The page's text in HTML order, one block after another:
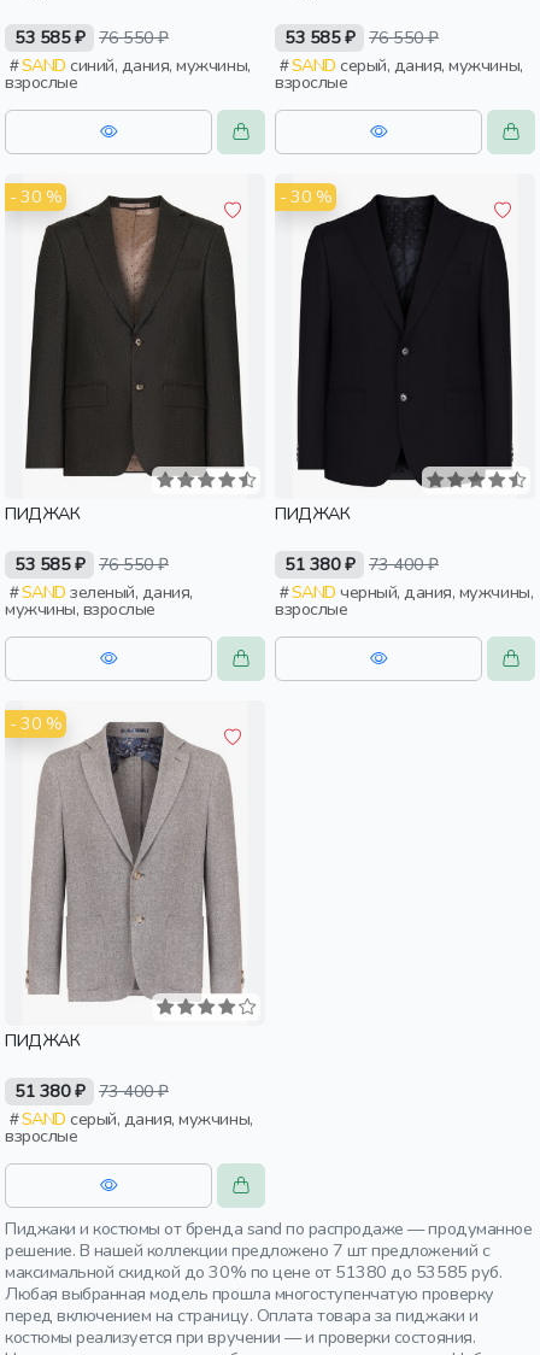
53 585 ₽ 76 550 ₽
SAND синий, дания, мужчины,
взрослые
53 585 ₽ 76 550 ₽
SAND серый, дания, мужчины,
взрослые
- 30 %
ПИДЖАК
53 585 ₽ 76 550 ₽
SAND зеленый, дания,
мужчины, взрослые
- 30 %
ПИДЖАК
51 380 ₽ 73 400 ₽
SAND черный, дания, мужчины,
взрослые
- 30 %
ПИДЖАК
51 380 ₽ 73 400 ₽
SAND серый, дания, мужчины,
взрослые
Пиджаки и костюмы от бренда sand по распродаже — продуманное
решение. В нашей коллекции предложено 7 шт предложений с
максимальной скидкой до 30% по цене от 51380 до 53585 руб.
Любая выбранная модель прошла многоступенчатую проверку
перед включением на страницу. Оплата товара за пиджаки и
костюмы реализуется при вручении — и проверки состояния.